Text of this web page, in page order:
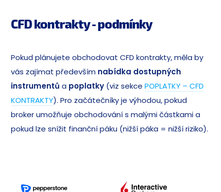
CFD kontrakty - podmínky
Pokud plánujete obchodovat CFD kontrakty, měla by
vás zajímat především nabídka dostupných
instrumentů a poplatky (viz sekcePOPLATKY – CFD
KONTRAKTY). Pro začátečníky je výhodou, pokud
broker umožňuje obchodování s malými částkami a
pokud lze snížit finanční páku (nižší páka = nižší riziko).